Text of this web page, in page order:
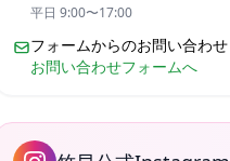
平日 9:00〜17:00
フォームからのお問い合わせ
お問い合わせフォームへ